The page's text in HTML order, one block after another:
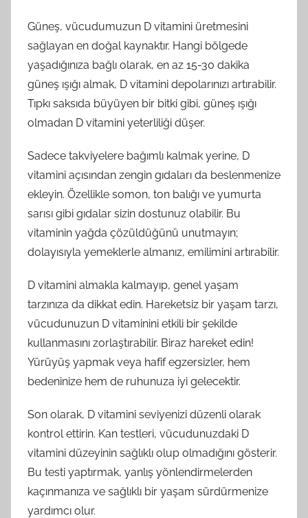
Güneş, vücudumuzun D vitamini üretmesini
sağlayan en doğal kaynaktır. Hangi bölgede
yaşadığınıza bağlı olarak, en az 15-30 dakika
güneş ışığı almak, D vitamini depolarınızı artırabilir.
Tıpkı saksıda büyüyen bir bitki gibi, güneş ışığı
olmadan D vitamini yeterliliği düşer.
Sadece takviyelere bağımlı kalmak yerine, D
vitamini açısından zengin gıdaları da beslenmenize
ekleyin. Özellikle somon, ton balığı ve yumurta
sarısı gibi gıdalar sizin dostunuz olabilir. Bu
vitaminin yağda çözüldüğünü unutmayın;
dolayısıyla yemeklerle almanız, emilimini artırabilir.
D vitamini almakla kalmayıp, genel yaşam
tarzınıza da dikkat edin. Hareketsiz bir yaşam tarzı,
vücudunuzun D vitaminini etkili bir şekilde
kullanmasını zorlaştırabilir. Biraz hareket edin!
Yürüyüş yapmak veya hafif egzersizler, hem
bedeninize hem de ruhunuza iyi gelecektir.
Son olarak, D vitamini seviyenizi düzenli olarak
kontrol ettirin. Kan testleri, vücudunuzdaki D
vitamini düzeyinin sağlıklı olup olmadığını gösterir.
Bu testi yaptırmak, yanlış yönlendirmelerden
kaçınmanıza ve sağlıklı bir yaşam sürdürmenize
yardımcı olur.